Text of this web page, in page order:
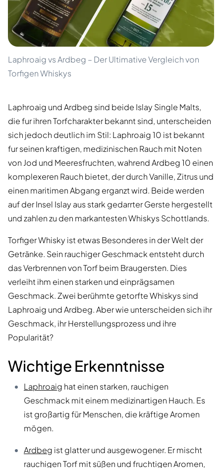
Laphroaig vs Ardbeg – Der Ultimative Vergleich von
Torfigen Whiskys
Laphroaig und Ardbeg sind beide Islay Single Malts,
die fur ihren Torfcharakter bekannt sind, unterscheiden
sich jedoch deutlich im Stil: Laphroaig 10 ist bekannt
fur seinen kraftigen, medizinischen Rauch mit Noten
von Jod und Meeresfruchten, wahrend Ardbeg 10 einen
komplexeren Rauch bietet, der durch Vanille, Zitrus und
einen maritimen Abgang erganzt wird. Beide werden
auf der Insel Islay aus stark gedarrter Gerste hergestellt
und zahlen zu den markantesten Whiskys Schottlands.
Torfiger Whisky ist etwas Besonderes in der Welt der
Getränke. Sein rauchiger Geschmack entsteht durch
das Verbrennen von Torf beim Braugersten. Dies
verleiht ihm einen starken und einprägsamen
Geschmack. Zwei berühmte getorfte Whiskys sind
Laphroaig und Ardbeg. Aber wie unterscheiden sich ihr
Geschmack, ihr Herstellungsprozess und ihre
Popularität?
Wichtige Erkenntnisse
Laphroaig hat einen starken, rauchigen
Geschmack mit einem medizinartigen Hauch. Es
ist großartig für Menschen, die kräftige Aromen
mögen.
Ardbeg ist glatter und ausgewogener. Er mischt
rauchigen Torf mit süßen und fruchtigen Aromen,